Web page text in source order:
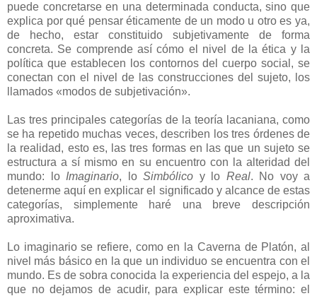
puede concretarse en una determinada conducta, sino que
explica por qué pensar éticamente de un modo u otro es ya,
de hecho, estar constituido subjetivamente de forma
concreta. Se comprende así cómo el nivel de la ética y la
política que establecen los contornos del cuerpo social, se
conectan con el nivel de las construcciones del sujeto, los
llamados «modos de subjetivación».
Las tres principales categorías de la teoría lacaniana, como
se ha repetido muchas veces, describen los tres órdenes de
la realidad, esto es, las tres formas en las que un sujeto se
estructura a sí mismo en su encuentro con la alteridad del
mundo: lo Imaginario, lo Simbólico y lo Real. No voy a
detenerme aquí en explicar el significado y alcance de estas
categorías, simplemente haré una breve descripción
aproximativa.
Lo imaginario se refiere, como en la Caverna de Platón, al
nivel más básico en la que un individuo se encuentra con el
mundo. Es de sobra conocida la experiencia del espejo, a la
que no dejamos de acudir, para explicar este término: el